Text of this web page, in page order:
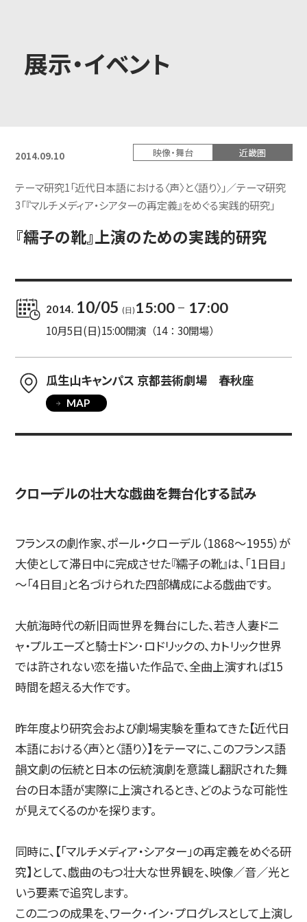
高校生・受験生の方 在学生の方
卒業生の方 企業の方
教育・社会連携
学生生活・就職
简体字 繁体字
藝術学舎（公開講座）
展示・イベント
2014.09.10 映像・舞台 近畿圏
テーマ研究1「近代日本語における〈声〉と〈語り〉」／テーマ研究
3「『マルチメディア・シアターの再定義』をめぐる実践的研究」
『繻子の靴』上演のための実践的研究
2014. 10/05 (日) 15:00 17:00
10月5日(日)15:00開演（14：30開場）
瓜生山キャンパス 京都芸術劇場 春秋座
MAP
クローデルの壮大な戯曲を舞台化する試み
フランスの劇作家、ポール・クローデル（1868～1955）が
大使として滞日中に完成させた『繻子の靴』は、「1日目」
～「4日目」と名づけられた四部構成による戯曲です。
大航海時代の新旧両世界を舞台にした、若き人妻ドニ
ャ・プルエーズと騎士ドン･ロドリックの、カトリック世界
では許されない恋を描いた作品で、全曲上演すれば15
時間を超える大作です。
昨年度より研究会および劇場実験を重ねてきた【近代日
本語における〈声〉と〈語り〉】をテーマに、このフランス語
韻文劇の伝統と日本の伝統演劇を意識し翻訳された舞
台の日本語が実際に上演されるとき、どのような可能性
が見えてくるのかを探ります。
同時に、【「マルチメディア・シアター」の再定義をめぐる研
究】として、戯曲のもつ壮大な世界観を、映像／音／光と
いう要素で追究します。
この二つの成果を、ワーク･イン･プログレスとして上演し